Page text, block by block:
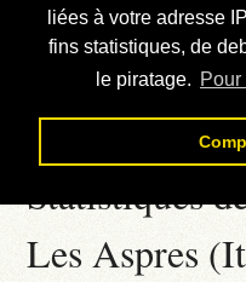
liées à votre adresse
fins statistiques, de
le piratage.
Liens externes
Téléchargement
Contact
Statistiques
Les Aspres